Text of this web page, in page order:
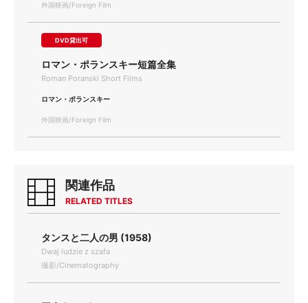
外国映画/Foreign Film
DVD貸出可
ロマン・ポランスキー短篇全集
Roman Poranski Short Films
ロマン・ポランスキー
外国映画/Foreign Film
関連作品
RELATED TITLES
タンスと二人の男 (1958)
Dwaj ludzie z szafa
撮影/Cinematography